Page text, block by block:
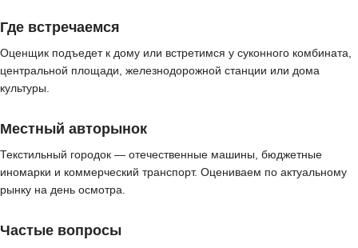
Где встречаемся
Оценщик подъедет к дому или встретимся у суконного комбината,
центральной площади, железнодорожной станции или дома
культуры.
Местный авторынок
Текстильный городок — отечественные машины, бюджетные
иномарки и коммерческий транспорт. Оцениваем по актуальному
рынку на день осмотра.
Частые вопросы